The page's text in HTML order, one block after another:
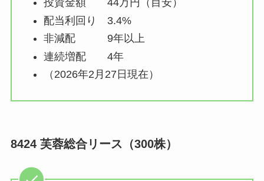
投資金額 44万円（目安）
配当利回り 3.4%
非減配 9年以上
連続増配 4年
（2026年2月27日現在）
8424 芙蓉総合リース（300株）